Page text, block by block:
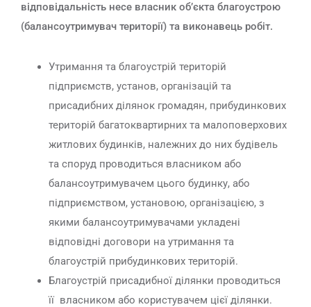
відповідальність несе власник об’єкта благоустрою
(балансоутримувач території) та виконавець робіт.
Утримання та благоустрій територій
підприємств, установ, організацій та
присадибних ділянок громадян, прибудинкових
територій багатоквартирних та малоповерхових
житлових будинків, належних до них будівель
та споруд проводиться власником або
балансоутримувачем цього будинку, або
підприємством, установою, організацією, з
якими балансоутримувачами укладені
відповідні договори на утримання та
благоустрій прибудинкових територій.
Благоустрій присадибної ділянки проводиться
її власником або користувачем цієї ділянки.